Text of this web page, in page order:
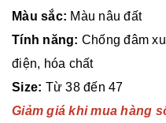
Màu sắc: Màu nâu đất
Tính năng: Chống đâm
điện, hóa chất
Size: Từ 38 đến 47
Giảm giá khi mua hàng